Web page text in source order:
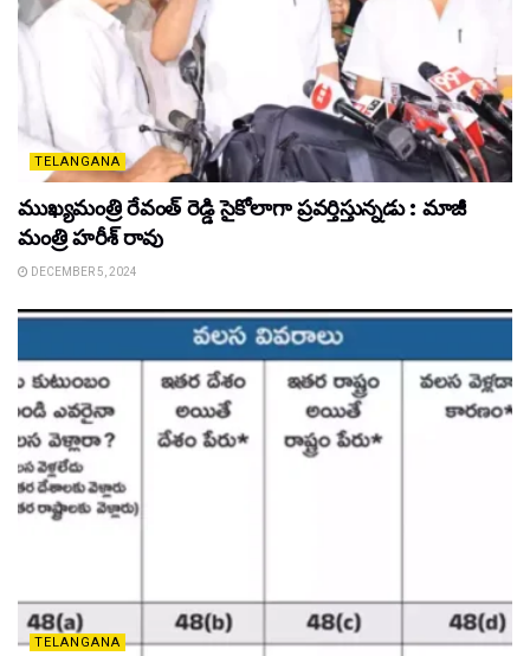
TELANGANA
ముఖ్యమంత్రి రేవంత్ రెడ్డి సైకోలాగా ప్రవర్తిస్తున్నడు : మాజీ
మంత్రి హరీశ్ రావు
DECEMBER 5, 2024
TELANGANA